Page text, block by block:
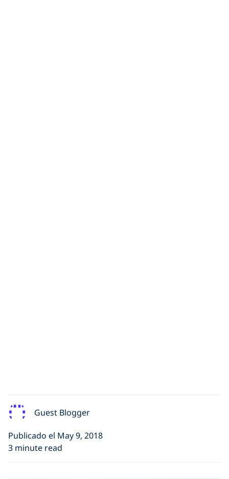
Guest Blogger
Publicado el May 9, 2018
3 minute read